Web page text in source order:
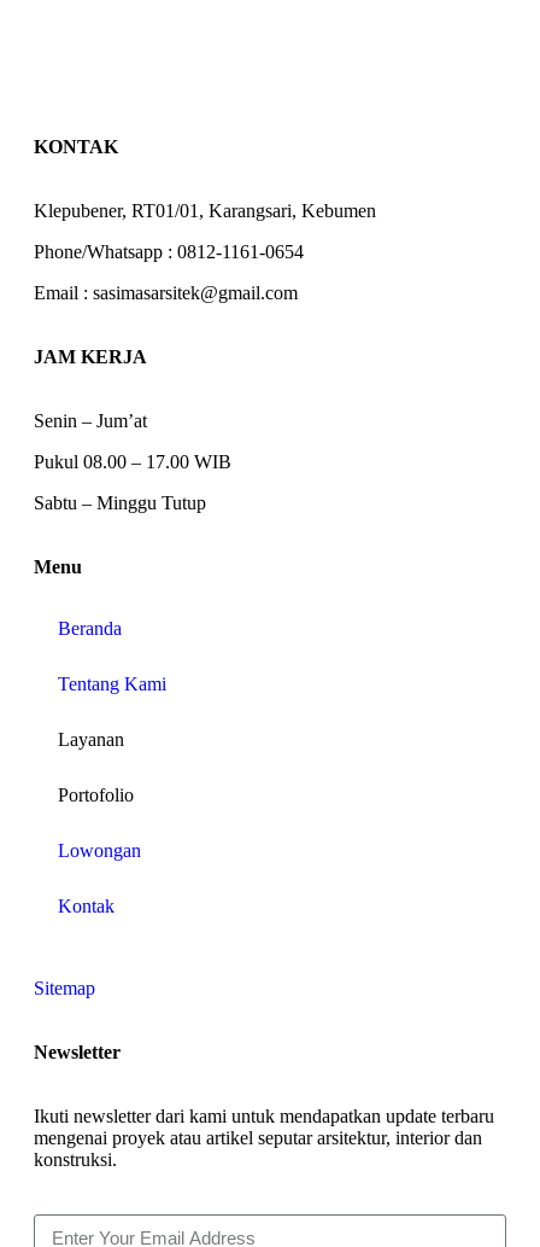
KONTAK
Klepubener, RT01/01, Karangsari, Kebumen
Phone/Whatsapp : 0812-1161-0654
Email : sasimasarsitek@gmail.com
JAM KERJA
Senin – Jum’at
Pukul 08.00 – 17.00 WIB
Sabtu – Minggu Tutup
Menu
Beranda
Tentang Kami
Layanan
Portofolio
Lowongan
Kontak
Sitemap
Newsletter
Ikuti newsletter dari kami untuk mendapatkan update terbaru
mengenai proyek atau artikel seputar arsitektur, interior dan
konstruksi.